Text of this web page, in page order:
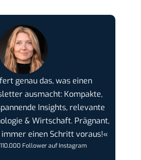
genau das, was einen
ausmacht: Kompakte,
Insights, relevante
& Wirtschaft. Prägnant,
einen Schritt voraus!«
Follower auf Instagram